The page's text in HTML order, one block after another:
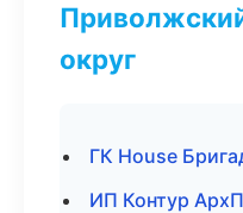
округ
ГК House
ИП Контур